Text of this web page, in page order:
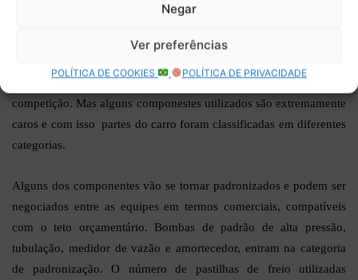
Negar
Ver preferências
POLÍTICA DE COOKIES POLÍTICA DE PRIVACIDADE
elas sejam autônomas e se superem por sua própria capacidade de
competição. Mas alguns componestes utilizados são extremamente
caros e com isso partes do carro foram classificadas em diferentes
categorias.
Alguns dos componentes vão se tornar padronizados e podem ser
negociados entre as equipes em termos comerciais, compatíveis
com o teto orçamentário. Bombas de padrão de alta pressão,
tubulação, medidor de vazão e amortecedor, entram na categoria
de padronização. O número de pastilhas de freio utilizadas